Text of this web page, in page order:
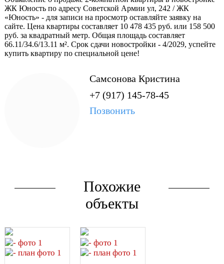
продуманными
пространствами для жизни
всей семьёй.
Высокое качество
строительства: надёжный
обеспечивает
долговечность и
безопасность конструкции.
первые этажи занимают
сервисные службы.
Специализированный
застройщик - ООО СЗ ГК
ЖК Юность по адресу Советской Армии ул, 242 / ЖК
«Юность» - для записи на просмотр оставляйте заявку на
сайте. Цена квартиры составляет 10 478 435 руб. или 158 500
руб. за квадратный метр. Общая площадь составляет
66.11/34.6/13.11 м². Срок сдачи новостройки - 4/2029, успейте
купить квартиру по специальной цене!
Самсонова Кристина
+7 (917) 145-78-45
Позвонить
Похожие
объекты